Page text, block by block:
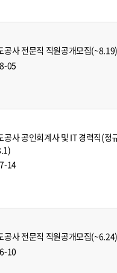
공사 전문직 직원공개모집(~8.19)
05
공사 공인회계사 및 IT 경력직(정
14
공사 전문직 직원공개모집(~6.24)
10